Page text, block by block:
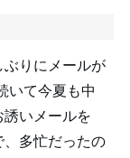
ぶりにメールが
いて今夏も中
いメールを
多忙だったの